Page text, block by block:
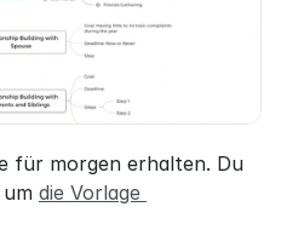
für morgen erhalten. Du
die Vorlage